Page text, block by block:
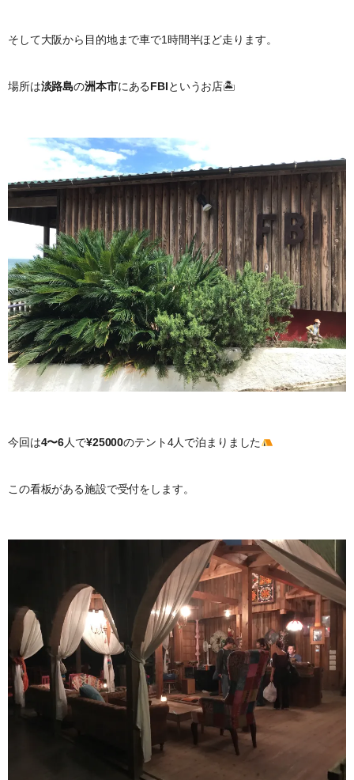
そして大阪から目的地まで車で1時間半ほど走ります。
場所は淡路島の洲本市にあるFBIというお店🏝
今回は4〜6人で¥25000のテント4人で泊まりました
この看板がある施設で受付をします。